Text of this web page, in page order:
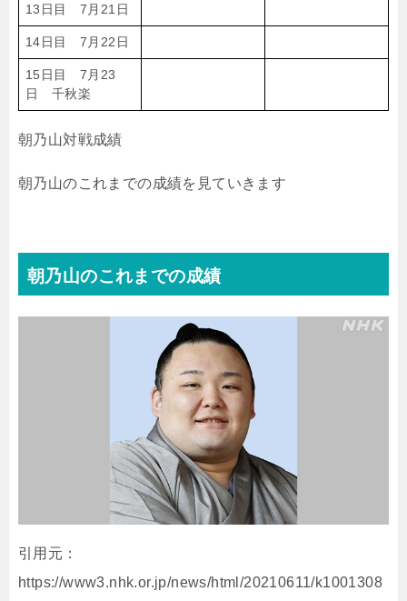
13日目 7月21日
14日目 7月22日
15日目 7月23
日 千秋楽
朝乃山対戦成績
朝乃山のこれまでの成績を見ていきます
朝乃山のこれまでの成績
引用元：
https://www3.nhk.or.jp/news/html/20210611/k1001308